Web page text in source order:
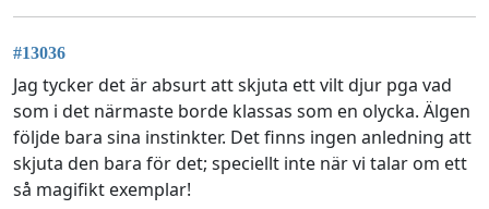
#13036
Jag tycker det är absurt att skjuta ett vilt djur pga vad
som i det närmaste borde klassas som en olycka. Älgen
följde bara sina instinkter. Det finns ingen anledning att
skjuta den bara för det; speciellt inte när vi talar om ett
så magifikt exemplar!